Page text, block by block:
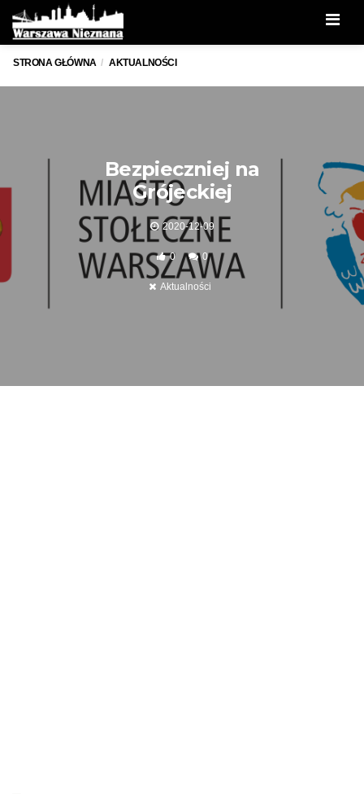
STRONA GŁÓWNA AKTUALNOŚCI
Bezpieczniej na
Grójeckiej
2020-12-09
0 0
Aktualności